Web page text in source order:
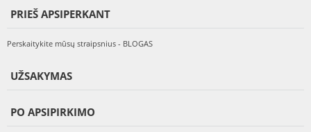
PRIEŠ APSIPERKANT
Perskaitykite mūsų straipsnius - BLOGAS
UŽSAKYMAS
PO APSIPIRKIMO